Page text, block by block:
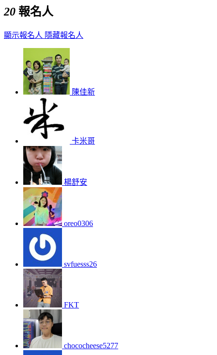
20 報名人
顯示報名人 隱藏報名人
陳佳新
卡米哥
楊舒安
oreo0306
svfuesss26
FKT
chococheese5277